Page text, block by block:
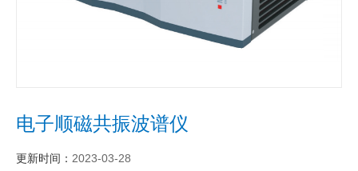
电子顺磁共振波谱仪
更新时间： 2023-03-28